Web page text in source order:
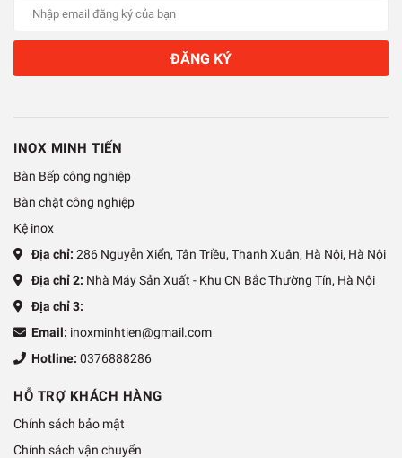
ĐĂNG KÝ
INOX MINH TIẾN
Bàn Bếp công nghiệp
Bàn chặt công nghiệp
Kệ inox
Địa chỉ: 286 Nguyễn Xiển, Tân Triều, Thanh Xuân, Hà Nội, Hà Nội
Địa chỉ 2: Nhà Máy Sản Xuất - Khu CN Bắc Thường Tín, Hà Nội
Địa chỉ 3:
Email: inoxminhtien@gmail.com
Hotline: 0376888286
HỖ TRỢ KHÁCH HÀNG
Chính sách bảo mật
Chính sách vận chuyển